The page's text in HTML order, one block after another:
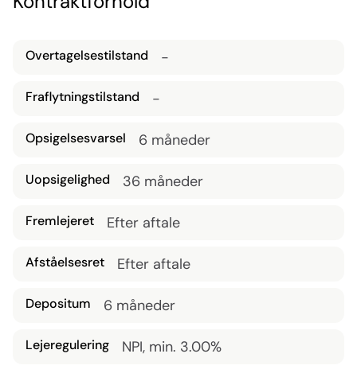
Skab et unikt og indbydende rum, der reflekterer din
på billederne, eller kontakt os i dag for en dialog eller en
fremvisning
Udsugning
Overtagelsestilstand -
Fraflytningstilstand -
Opsigelsesvarsel 6 måneder
Uopsigelighed 36 måneder
Fremlejeret Efter aftale
Afståelsesret Efter aftale
Depositum 6 måneder
Lejeregulering NPI, min. 3.00%